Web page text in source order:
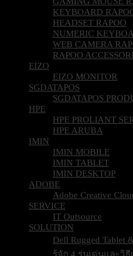
KEYBOARD
HEADSET RAPOO
NUMERIC
WEB CAMERA
RAPOO
EIZO
EIZO MONITOR
SGDATAPOS
SGDATAPOS
HPE
HPE PROLIANT
HPE ARUBA
IMIN
IMIN MOBILE
IMIN TABLET
IMIN DESKTOP
ADOBE
Adobe Creative
SERVICE
IT Outsource
SOLUTION
Dell Rugged
รู้จัก 4 รุ่นเด่นและวิธี